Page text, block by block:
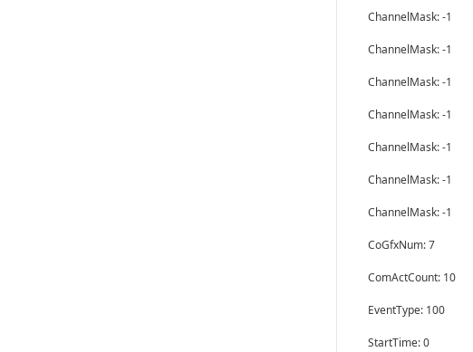
CoGfxNum: 7 [
EventType:
StartTime: 0